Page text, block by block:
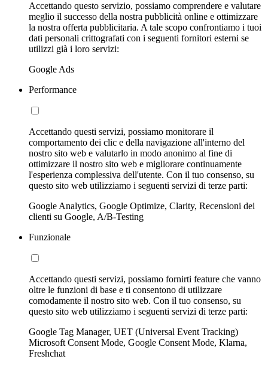
Accettando questo servizio, possiamo comprendere e valutare
meglio il successo della nostra pubblicità online e ottimizzare
la nostra offerta pubblicitaria. A tale scopo confrontiamo i tuoi
dati personali crittografati con i seguenti fornitori esterni se
utilizzi già i loro servizi:
Google Ads
Performance
Accettando questi servizi, possiamo monitorare il
comportamento dei clic e della navigazione all'interno del
nostro sito web e valutarlo in modo anonimo al fine di
ottimizzare il nostro sito web e migliorare continuamente
l'esperienza complessiva dell'utente. Con il tuo consenso, su
questo sito web utilizziamo i seguenti servizi di terze parti:
Google Analytics, Google Optimize, Clarity, Recensioni dei
clienti su Google, A/B-Testing
Funzionale
Accettando questi servizi, possiamo fornirti feature che vanno
oltre le funzioni di base e ti consentono di utilizzare
comodamente il nostro sito web. Con il tuo consenso, su
questo sito web utilizziamo i seguenti servizi di terze parti:
Google Tag Manager, UET (Universal Event Tracking)
Microsoft Consent Mode, Google Consent Mode, Klarna,
Freshchat